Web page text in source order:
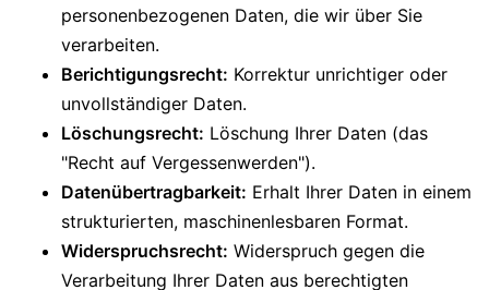
personenbezogenen Daten, die wir über Sie
verarbeiten.
Berichtigungsrecht: Korrektur unrichtiger oder
unvollständiger Daten.
Löschungsrecht: Löschung Ihrer Daten (das
"Recht auf Vergessenwerden").
Datenübertragbarkeit: Erhalt Ihrer Daten in einem
strukturierten, maschinenlesbaren Format.
Widerspruchsrecht: Widerspruch gegen die
Verarbeitung Ihrer Daten aus berechtigten